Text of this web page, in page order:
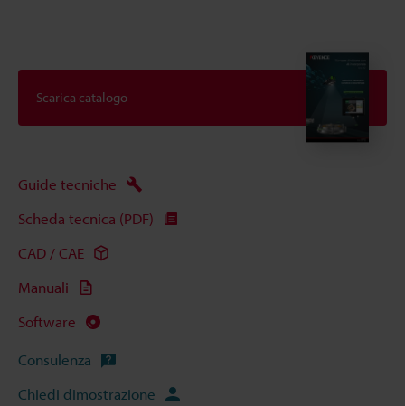
Scarica catalogo
Guide tecniche
Scheda tecnica (PDF)
CAD / CAE
Manuali
Software
Consulenza
Chiedi dimostrazione